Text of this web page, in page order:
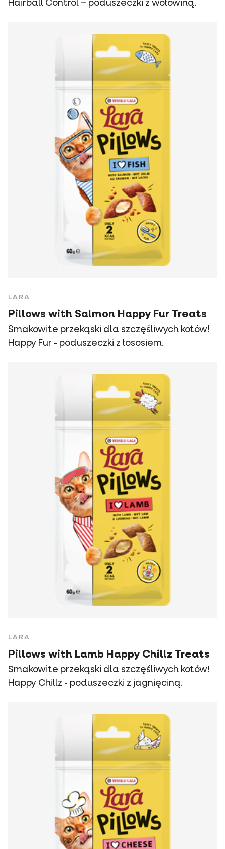
Hairball Control – poduszeczki z wołowiną.
LARA
Pillows with Salmon Happy Fur Treats
Smakowite przekąski dla szczęśliwych kotów!
Happy Fur - poduszeczki z łososiem.
LARA
Pillows with Lamb Happy Chillz Treats
Smakowite przekąski dla szczęśliwych kotów!
Happy Chillz - poduszeczki z jagnięciną.